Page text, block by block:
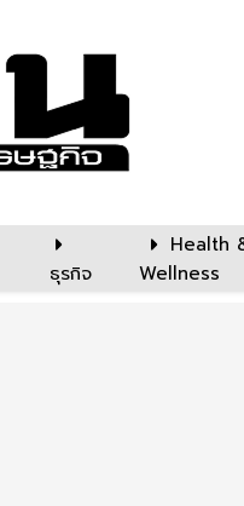
ธุรกิจ
Health
Wellness